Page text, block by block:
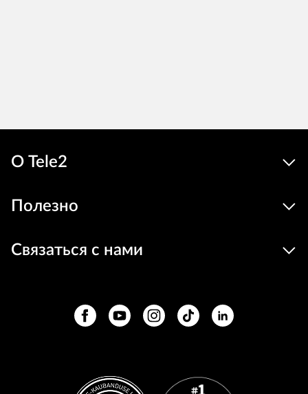
О Tele2
Полезно
Связаться с нами